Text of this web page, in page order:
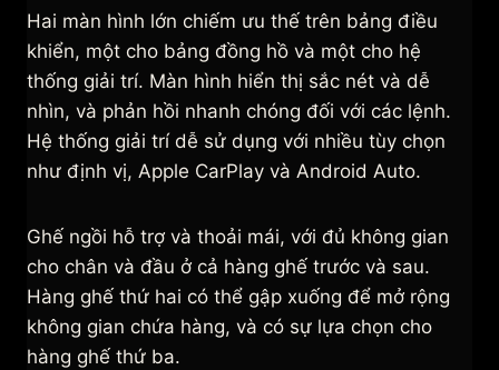
Hai màn hình lớn chiếm ưu thế trên bảng điều
khiển, một cho bảng đồng hồ và một cho hệ
thống giải trí. Màn hình hiển thị sắc nét và dễ
nhìn, và phản hồi nhanh chóng đối với các lệnh.
Hệ thống giải trí dễ sử dụng với nhiều tùy chọn
như định vị, Apple CarPlay và Android Auto.
Ghế ngồi hỗ trợ và thoải mái, với đủ không gian
cho chân và đầu ở cả hàng ghế trước và sau.
Hàng ghế thứ hai có thể gập xuống để mở rộng
không gian chứa hàng, và có sự lựa chọn cho
hàng ghế thứ ba.